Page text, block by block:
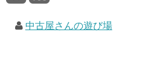
中古屋さんの遊び場